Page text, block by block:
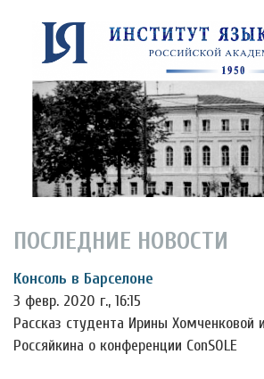
ПОСЛЕДНИЕ НОВОСТИ
Консоль в Барселоне
3 февр. 2020 г., 16:15
Рассказ студента Ирины Хомченковой
Россяйкина о конференции ConSOLE